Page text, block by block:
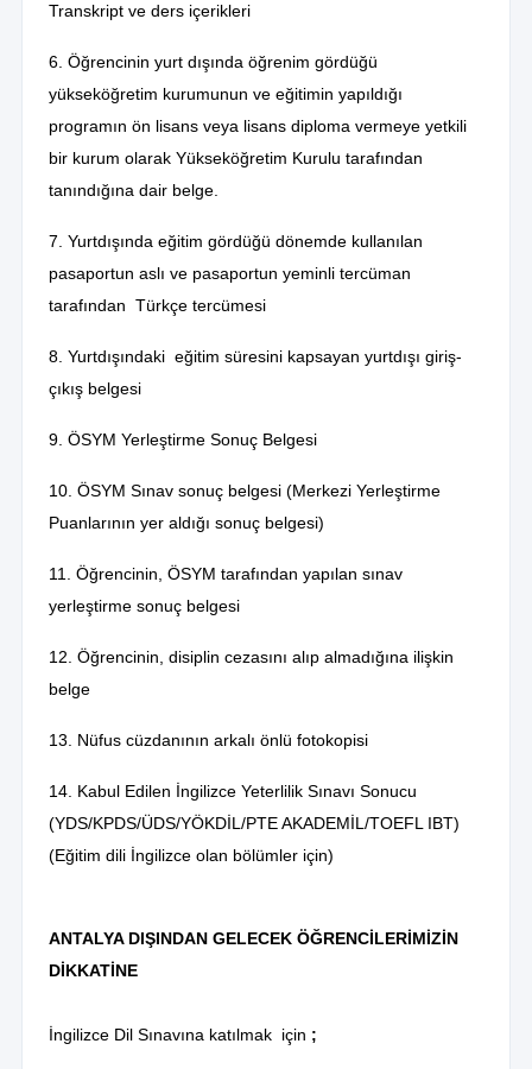
Transkript ve ders içerikleri
6. Öğrencinin yurt dışında öğrenim gördüğü
yükseköğretim kurumunun ve eğitimin yapıldığı
programın ön lisans veya lisans diploma vermeye yetkili
bir kurum olarak Yükseköğretim Kurulu tarafından
tanındığına dair belge.
7. Yurtdışında eğitim gördüğü dönemde kullanılan
pasaportun aslı ve pasaportun yeminli tercüman
tarafından Türkçe tercümesi
8. Yurtdışındaki eğitim süresini kapsayan yurtdışı giriş-
çıkış belgesi
9. ÖSYM Yerleştirme Sonuç Belgesi
10. ÖSYM Sınav sonuç belgesi (Merkezi Yerleştirme
Puanlarının yer aldığı sonuç belgesi)
11. Öğrencinin, ÖSYM tarafından yapılan sınav
yerleştirme sonuç belgesi
12. Öğrencinin, disiplin cezasını alıp almadığına ilişkin
belge
13. Nüfus cüzdanının arkalı önlü fotokopisi
14. Kabul Edilen İngilizce Yeterlilik Sınavı Sonucu
(YDS/KPDS/ÜDS/YÖKDİL/PTE AKADEMİL/TOEFL IBT)
(Eğitim dili İngilizce olan bölümler için)
ANTALYA DIŞINDAN GELECEK ÖĞRENCİLERİMİZİN
DİKKATİNE
İngilizce Dil Sınavına katılmak için ;